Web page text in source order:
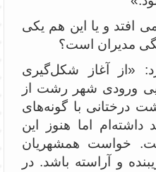
می افتد و یا این هم یکی
مدیران است؟
«از آغاز شکل‌گیری
ورودی شهر رشت از
درختانی با گونه‌های
اما هنوز این
خواست همشهریان
و آراسته باشد. در